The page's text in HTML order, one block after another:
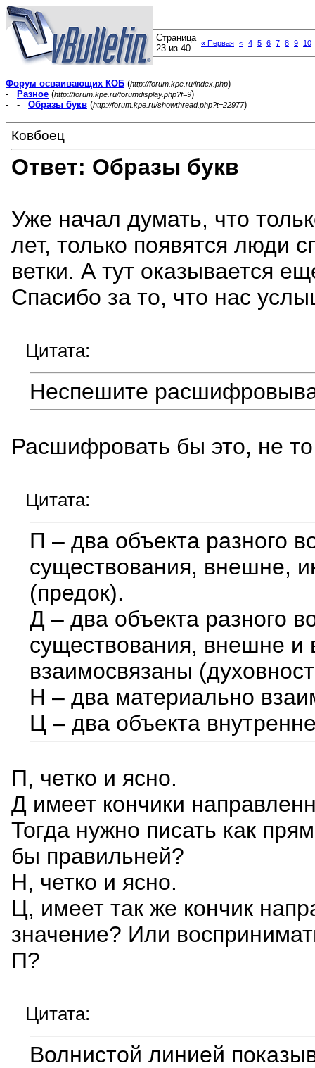
Страница
23 из 40
« Первая < 4 5 6 7 8 9 10
Форум осваивающих КОБ (http://forum.kpe.ru/index.php)
-
Разное (http://forum.kpe.ru/forumdisplay.php?f=9)
- - Образы букв (http://forum.kpe.ru/showthread.php?t=22977)
Ковбоец
Ответ: Образы букв
Уже начал думать, что
лет, только появятся люди
ветки. А тут оказывается
Спасибо за то, что нас
Цитата:
Неспешите
Расшифровать бы это, не
Цитата:
П – два объекта разного
существования, внешне,
(предок).
Д – два объекта разного
существования, внешне
взаимосвязаны
Н – два материально
Ц – два объекта
П, четко и ясно.
Д имеет кончики
Тогда нужно писать как
бы правильней?
Н, четко и ясно.
Ц, имеет так же кончик
значение? Или
П?
Цитата:
Волнистой линией